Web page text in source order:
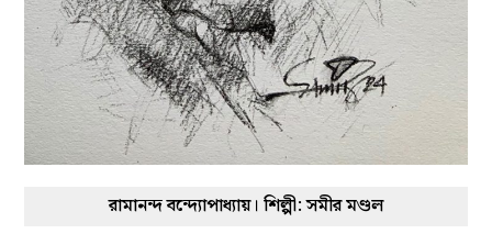
রামানন্দ বন্দ্যোপাধ্যায়। শিল্পী: সমীর মণ্ডল